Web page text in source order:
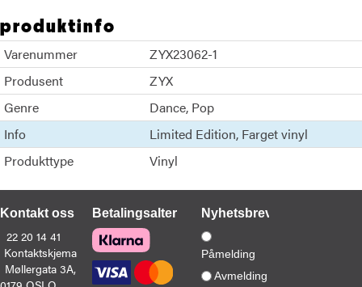
produktinfo
Varenummer
ZYX23062-1
Produsent
ZYX
Genre
Dance Pop
Info
Limited Edition Farget vinyl
Produkttype
Vinyl
Kontakt oss
22 20 14 41
Kontaktskjema
Møllergata 3A,
BetalingsalternativerNyhetsbrev
Påmelding
Avmelding